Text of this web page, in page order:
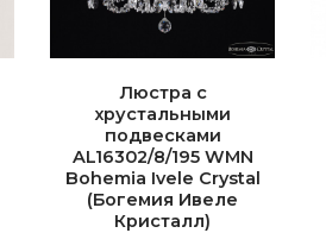
Люстра с
хрустальными
подвесками
AL16302/8/195 WMN
Bohemia Ivele Crystal
(Богемия Ивеле
Кристалл)